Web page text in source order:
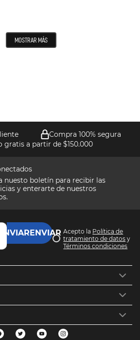
MOSTRAR MÁS
Compra 100% segura
gratis a partir de $150.000
nuesto boletín para recibir las
y enterarte de nuestros
ENVIAR Acepto la Política de
tratamiento de datos y
Términos condiciones